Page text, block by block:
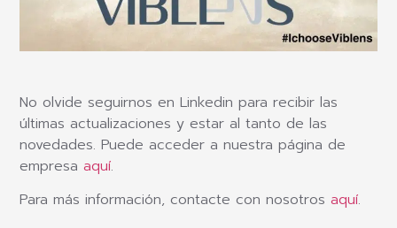
No olvide seguirnos en Linkedin para recibir las
últimas actualizaciones y estar al tanto de las
novedades. Puede acceder a nuestra página de
empresaaquí.
Para más información, contacte con nosotrosaquí.